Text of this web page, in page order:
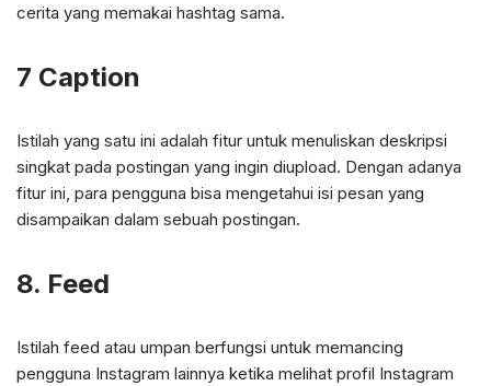
cerita yang memakai hashtag sama.
7 Caption
Istilah yang satu ini adalah fitur untuk menuliskan deskripsi
singkat pada postingan yang ingin diupload. Dengan adanya
fitur ini, para pengguna bisa mengetahui isi pesan yang
disampaikan dalam sebuah postingan.
8. Feed
Istilah feed atau umpan berfungsi untuk memancing
pengguna Instagram lainnya ketika melihat profil Instagram